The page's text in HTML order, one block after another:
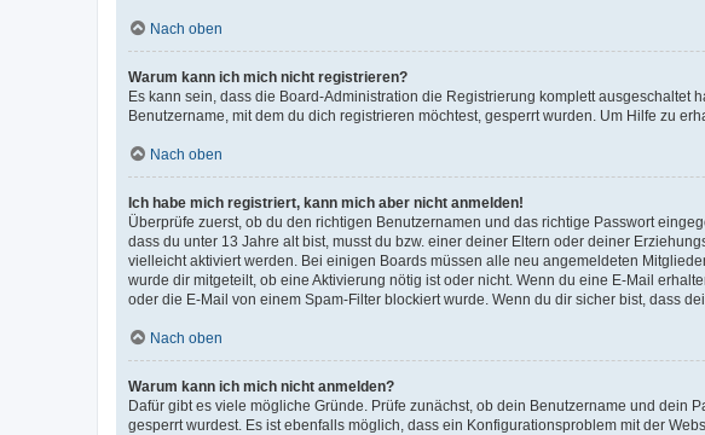
Nach oben
Warum kann ich mich nicht registrieren?
Es kann sein, dass die Board-Administration die Registrierung komplett
Benutzername, mit dem du dich registrieren möchtest, gesperrt wurden. Um Hilfe zu
Nach oben
Ich habe mich registriert, kann mich aber nicht anmelden!
Überprüfe zuerst, ob du den richtigen Benutzernamen und das richtige Passwort
dass du unter 13 Jahre alt bist, musst du bzw. einer deiner Eltern oder deiner
vielleicht aktiviert werden. Bei einigen Boards müssen alle neu angemeldeten
wurde dir mitgeteilt, ob eine Aktivierung nötig ist oder nicht. Wenn du eine E-Mail
oder die E-Mail von einem Spam-Filter blockiert wurde. Wenn du dir sicher bist, dass
Nach oben
Warum kann ich mich nicht anmelden?
Dafür gibt es viele mögliche Gründe. Prüfe zunächst, ob dein Benutzername und dein
gesperrt wurdest. Es ist ebenfalls möglich, dass ein Konfigurationsproblem mit der